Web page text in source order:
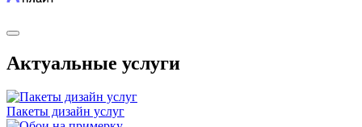
Актуальные услуги
Пакеты дизайн услуг